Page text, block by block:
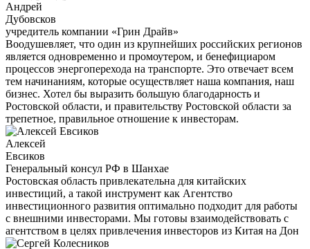
Андрей
Дубовсков
учредитель компании «Грин Драйв»
Воодушевляет, что один из крупнейших российских регионов
является одновременно и промоутером, и бенефициаром
процессов энергоперехода на транспорте. Это отвечает всем
тем начинаниям, которые осуществляет наша компания, наш
бизнес. Хотел бы выразить большую благодарность и
Ростовской области, и правительству Ростовской области за
трепетное, правильное отношение к инвесторам.
Алексей
Евсиков
Генеральный консул РФ в Шанхае
Ростовская область привлекательна для китайских
инвестиций, а такой инструмент как Агентство
инвестиционного развития оптимально подходит для работы
с внешними инвесторами. Мы готовы взаимодействовать с
агентством в целях привлечения инвесторов из Китая на Дон